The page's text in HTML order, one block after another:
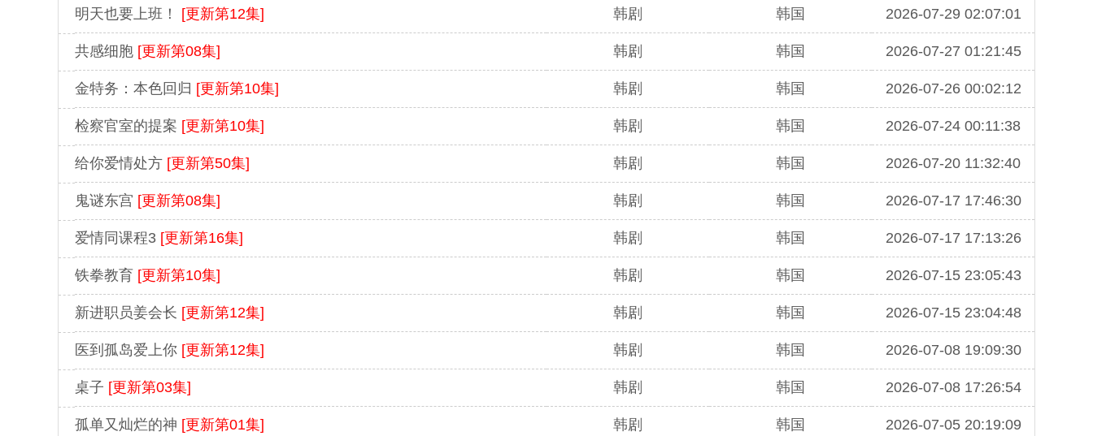
明天也要上班！ [更新第12集] 韩剧 韩国 2026-07-29 02:07:01
共感细胞 [更新第08集] 韩剧 韩国 2026-07-27 01:21:45
金特务：本色回归 [更新第10集] 韩剧 韩国 2026-07-26 00:02:12
检察官室的提案 [更新第10集] 韩剧 韩国 2026-07-24 00:11:38
给你爱情处方 [更新第50集] 韩剧 韩国 2026-07-20 11:32:40
鬼谜东宫 [更新第08集] 韩剧 韩国 2026-07-17 17:46:30
爱情同课程3 [更新第16集] 韩剧 韩国 2026-07-17 17:13:26
铁拳教育 [更新第10集] 韩剧 韩国 2026-07-15 23:05:43
新进职员姜会长 [更新第12集] 韩剧 韩国 2026-07-15 23:04:48
医到孤岛爱上你 [更新第12集] 韩剧 韩国 2026-07-08 19:09:30
桌子 [更新第03集] 韩剧 韩国 2026-07-08 17:26:54
孤单又灿烂的神 [更新第01集] 韩剧 韩国 2026-07-05 20:19:09